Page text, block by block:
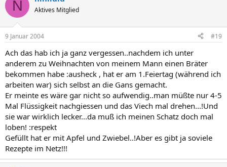
N Aktives Mitglied
9 Januar 2004 #19
Ach das hab ich ja ganz vergessen..nachdem ich unter
anderem zu Weihnachten von meinem Mann einen Bräter
bekommen habe :ausheck , hat er am 1.Feiertag (während ich
arbeiten war) sich selbst an die Gans gemacht.
Er meinte es wäre gar nicht so aufwendig..man müßte nur 4-5
Mal Flüssigkeit nachgiessen und das Viech mal drehen...!Und
sie war wirklich lecker...da muß ich meinen Schatz doch mal
loben! :respekt
Gefüllt hat er mit Apfel und Zwiebel..!Aber es gibt ja soviele
Rezepte im Netz!!!